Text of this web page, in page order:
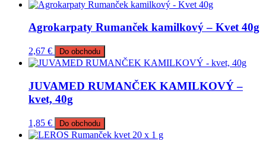
Agrokarpaty Rumanček kamilkový – Kvet 40g
2,67 € Do obchodu
JUVAMED RUMANČEK KAMILKOVÝ –
kvet, 40g
1,85 € Do obchodu